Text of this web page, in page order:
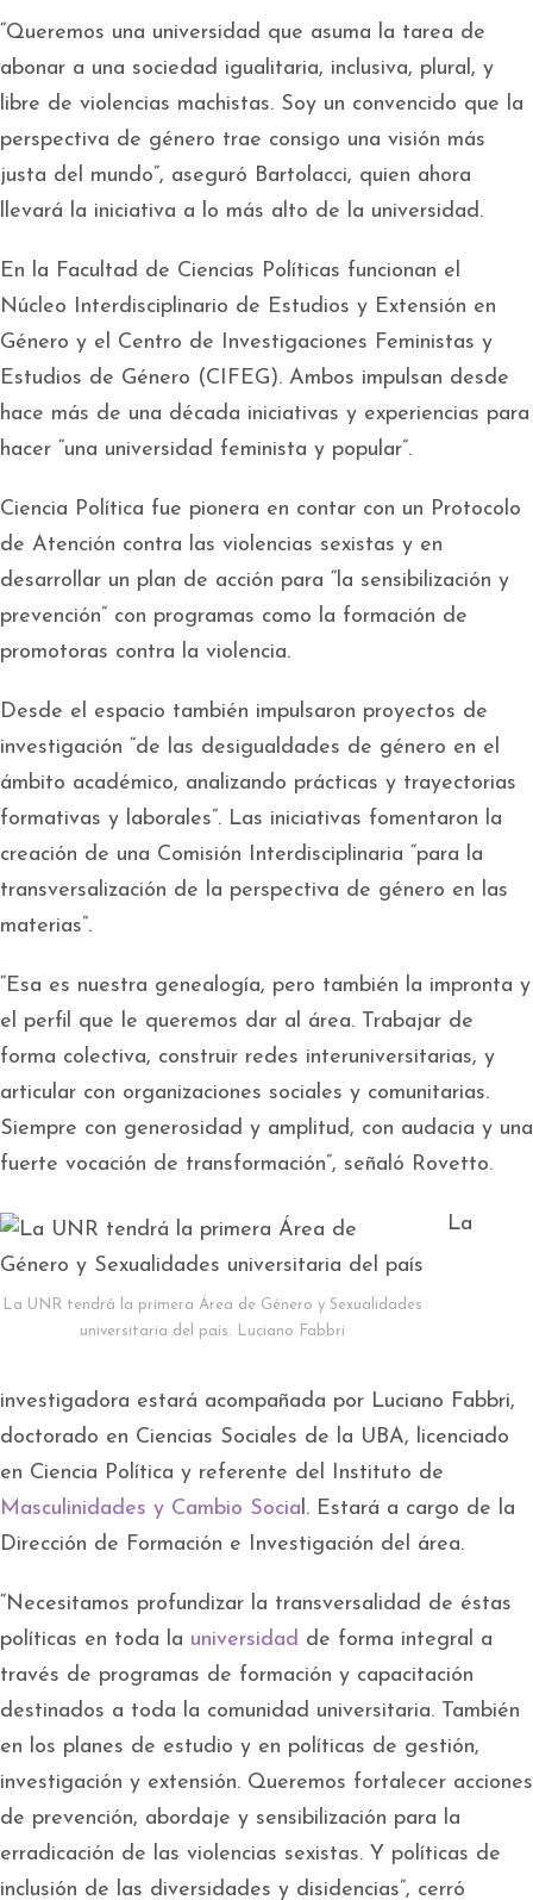
“Queremos una universidad que asuma la tarea de
abonar a una sociedad igualitaria, inclusiva, plural, y
libre de violencias machistas. Soy un convencido que la
perspectiva de género trae consigo una visión más
justa del mundo”, aseguró Bartolacci, quien ahora
llevará la iniciativa a lo más alto de la universidad.
En la Facultad de Ciencias Políticas funcionan el
Núcleo Interdisciplinario de Estudios y Extensión en
Género y el Centro de Investigaciones Feministas y
Estudios de Género (CIFEG). Ambos impulsan desde
hace más de una década iniciativas y experiencias para
hacer “una universidad feminista y popular”.
Ciencia Política fue pionera en contar con un Protocolo
de Atención contra las violencias sexistas y en
desarrollar un plan de acción para “la sensibilización y
prevención” con programas como la formación de
promotoras contra la violencia.
Desde el espacio también impulsaron proyectos de
investigación “de las desigualdades de género en el
ámbito académico, analizando prácticas y trayectorias
formativas y laborales”. Las iniciativas fomentaron la
creación de una Comisión Interdisciplinaria “para la
transversalización de la perspectiva de género en las
materias”.
“Esa es nuestra genealogía, pero también la impronta y
el perfil que le queremos dar al área. Trabajar de
forma colectiva, construir redes interuniversitarias, y
articular con organizaciones sociales y comunitarias.
Siempre con generosidad y amplitud, con audacia y una
fuerte vocación de transformación”, señaló Rovetto.
La UNR tendrá la primera Área de Género y Sexualidades
universitaria del país. Luciano Fabbri
La
investigadora estará acompañada por Luciano Fabbri,
doctorado en Ciencias Sociales de la UBA, licenciado
en Ciencia Política y referente del Instituto de
Masculinidades y Cambio Socia l. Estará a cargo de la
Dirección de Formación e Investigación del área.
“Necesitamos profundizar la transversalidad de éstas
políticas en toda la universidad de forma integral a
través de programas de formación y capacitación
destinados a toda la comunidad universitaria. También
en los planes de estudio y en políticas de gestión,
investigación y extensión. Queremos fortalecer acciones
de prevención, abordaje y sensibilización para la
erradicación de las violencias sexistas. Y políticas de
inclusión de las diversidades y disidencias”, cerró